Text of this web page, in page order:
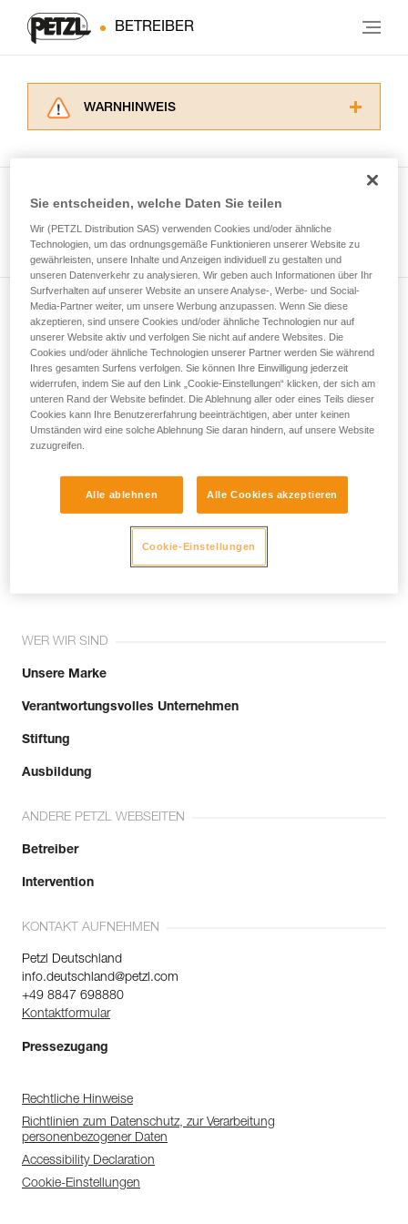
BETREIBER
WARNHINWEIS
ziehen. Um diese Zusatzinformationen
der Gebrauchsanweisung enthaltenen
Informationen richtig verstanden haben.
Die Beherrschung dieser Techniken setzt eine
entsprechende Ausbildung und ein spezielles
Training voraus. Prüfen Sie zusammen mit
einem Profi, ob Sie in der Lage sind, den
Vorgang alleine sicher zu wiederholen, bevor
Sie ihn eigenständig durchführen.
Wir geben Beispiele für die mit Ihrer Aktivität
verbundenen Techniken. Möglicherweise gibt es
noch andere Techniken, die hier nicht
beschrieben werden.
Alle Techniken ansehen
Newsletter abonnieren
und auf dem Laufenden bleiben
Email *
Tritt der Community bei!
WER WIR SIND
Unsere Marke
Verantwortungsvolles Unternehmen
Stiftung
Ausbildung
ANDERE PETZL WEBSEITEN
Betreiber
Intervention
KONTAKT AUFNEHMEN
Petzl Deutschland
info.deutschland@petzl.com
+49 8847 698880
Kontaktformular
Pressezugang
Rechtliche Hinweise
Richtlinien zum Datenschutz, zur Verarbeitung
personenbezogener Daten
Accessibility Declaration
Cookie-Einstellungen
Sie entscheiden, welche Daten Sie teilen
Wir (PETZL Distribution SAS) verwenden Cookies und/oder ähnliche
Technologien, um das ordnungsgemäße Funktionieren unserer Website zu
gewährleisten, unsere Inhalte und Anzeigen individuell zu gestalten und
unseren Datenverkehr zu analysieren. Wir geben auch Informationen über Ihr
Surfverhalten auf unserer Website an unsere Analyse-, Werbe- und Social-
Media-Partner weiter, um unsere Werbung anzupassen. Wenn Sie diese
akzeptieren, sind unsere Cookies und/oder ähnliche Technologien nur auf
unserer Website aktiv und verfolgen Sie nicht auf andere Websites. Die
Cookies und/oder ähnliche Technologien unserer Partner werden Sie während
Ihres gesamten Surfens verfolgen. Sie können Ihre Einwilligung jederzeit
widerrufen, indem Sie auf den Link „Cookie-Einstellungen“ klicken, der sich am
unteren Rand der Website befindet. Die Ablehnung aller oder eines Teils dieser
Cookies kann Ihre Benutzererfahrung beeinträchtigen, aber unter keinen
Umständen wird eine solche Ablehnung Sie daran hindern, auf unsere Website
zuzugreifen.
Alle ablehnen Alle Cookies akzeptieren
Cookie-Einstellungen